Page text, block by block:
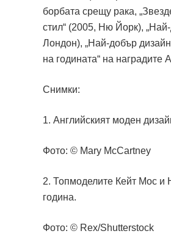
борбата срещу рака,
стил“ (2005, Ню Йорк),
Лондон), „Най-добър
на годината“ на
Снимки:
1. Английският моден
Фото: © Mary McCartney
2. Топмоделите Кейт Мос
година.
Фото: © Rex/Shutterstock